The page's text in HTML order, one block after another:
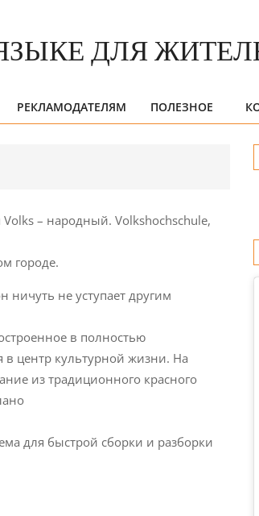
РЕКЛАМОДАТЕЛЯМ ПОЛЕЗНОЕ
– народный. Volkshochschule,
городе.
не уступает другим
в полностью
в центр культурной жизни. На
из традиционного красного
для быстрой сборки и разборки